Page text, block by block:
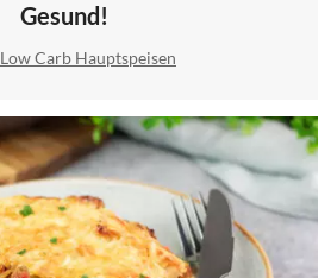
Gesund!
Low Carb Hauptspeisen